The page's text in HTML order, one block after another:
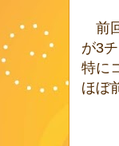
前
が3
特に
ほぼ